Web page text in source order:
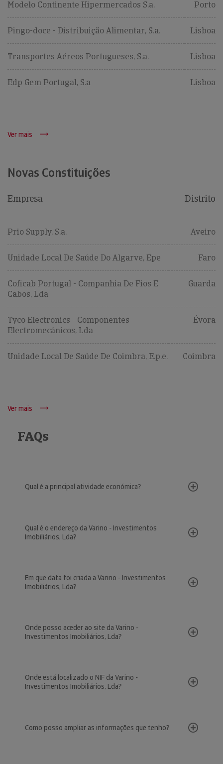
Modelo Continente Hipermercados S.a. Porto
Pingo-doce - Distribuição Alimentar, S.a. Lisboa
Transportes Aéreos Portugueses, S.a. Lisboa
Edp Gem Portugal, S.a Lisboa
Ver mais
Novas Constituições
Empresa Distrito
Prio Supply, S.a. Aveiro
Unidade Local De Saúde Do Algarve, Epe Faro
Coficab Portugal - Companhia De Fios E
Cabos, Lda
Guarda
Tyco Electronics - Componentes
Electromecânicos, Lda
Évora
Unidade Local De Saúde De Coimbra, E.p.e. Coimbra
Ver mais
FAQs
Qual é a principal atividade económica?
Qual é o endereço da Varino - Investimentos
Imobiliários, Lda?
Em que data foi criada a Varino - Investimentos
Imobiliários, Lda?
Onde posso aceder ao site da Varino -
Investimentos Imobiliários, Lda?
Onde está localizado o NIF da Varino -
Investimentos Imobiliários, Lda?
Como posso ampliar as informações que tenho?